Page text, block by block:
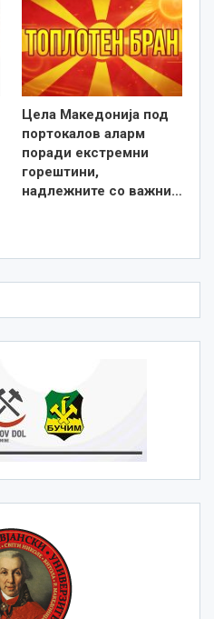
Цела Македонија под
портокалов аларм
поради екстремни
горештини,
надлежните со важни…